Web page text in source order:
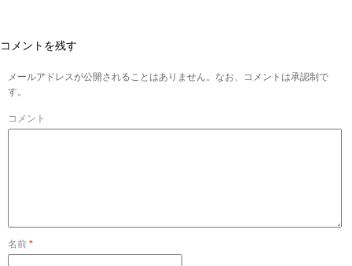
コメントを残す
メールアドレスが公開されることはありません。なお、コメントは承認制で
す。
コメント
名前 *